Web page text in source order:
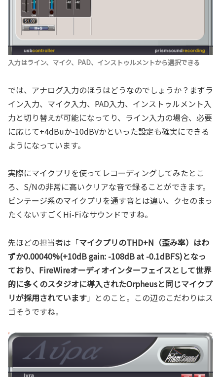
入力はライン、マイク、PAD、インストゥルメントから選択できる
では、アナログ入力のほうはどうなのでしょうか？まずラ
イン入力、マイク入力、PAD入力、インストゥルメント入
力と切り替えが可能になってり、ライン入力の場合、必要
に応じて+4dBuか-10dBVかといった設定も確実にできる
ようになっています。
実際にマイクプリを使ってレコーディングしてみたとこ
ろ、S/Nの非常に高いクリアな音で録ることができます。
ビンテージ系のマイクプリを通す音とは違い、クセのまっ
たくないすごくHi-Fiなサウンドですね。
先ほどの担当者は「マイクプリのTHD+N（歪み率）はわ
ずか0.00040%(+10dB gain: -108dB at -0.1dBFS)となっ
ており、FireWireオーディオインターフェイスとして世界
的に多くのスタジオに導入されたOrpheusと同じマイクプ
リが採用されています」とのこと。この辺のこだわりはス
ゴそうですね。